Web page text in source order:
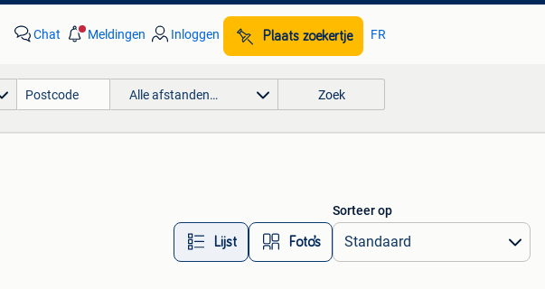
Chat Meldingen Inloggen Plaats zoekertje FR
Alle afstanden… Zoek
Lijst Foto’s
Sorteer op